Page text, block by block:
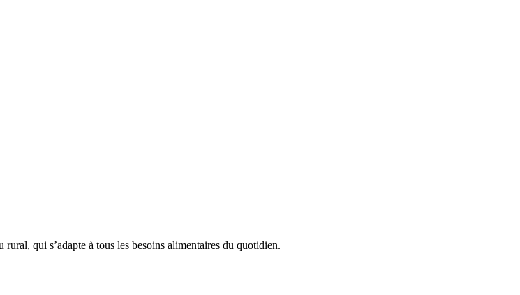
qui s’adapte à tous les besoins alimentaires du quotidien.